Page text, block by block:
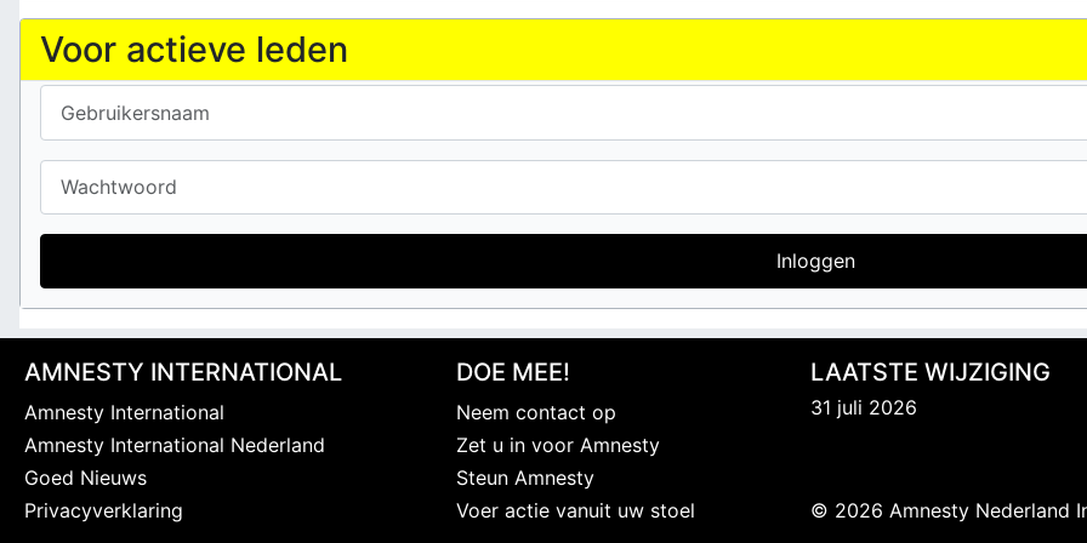
Voor actieve leden
Gebruikersnaam
Wachtwoord
Inloggen
AMNESTY INTERNATIONAL
Amnesty International
Amnesty International Nederland
Goed Nieuws
Privacyverklaring
DOE MEE!
Neem contact op
Zet u in voor Amnesty
Steun Amnesty
Voer actie vanuit uw stoel
LAATSTE WIJZIGING
31 juli 2026
© 2026 Amnesty Nederland